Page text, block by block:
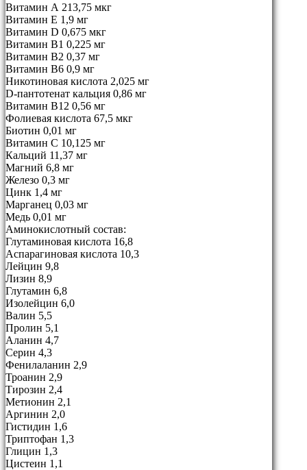
Витамин А 213,75 мкг
Витамин Е 1,9 мг
Витамин D 0,675 мкг
Витамин В1 0,225 мг
Витамин В2 0,37 мг
Витамин В6 0,9 мг
Никотиновая кислота 2,025 мг
D-пантотенат кальция 0,86 мг
Витамин В12 0,56 мг
Фолиевая кислота 67,5 мкг
Биотин 0,01 мг
Витамин С 10,125 мг
Кальций 11,37 мг
Магний 6,8 мг
Железо 0,3 мг
Цинк 1,4 мг
Марганец 0,03 мг
Медь 0,01 мг
Аминокислотный состав:
Глутаминовая кислота 16,8
Аспарагиновая кислота 10,3
Лейцин 9,8
Лизин 8,9
Глутамин 6,8
Изолейцин 6,0
Валин 5,5
Пролин 5,1
Аланин 4,7
Серин 4,3
Фенилаланин 2,9
Троанин 2,9
Тирозин 2,4
Метионин 2,1
Аргинин 2,0
Гистидин 1,6
Триптофан 1,3
Глицин 1,3
Цистеин 1,1